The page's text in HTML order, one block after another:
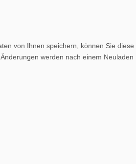
von Ihnen speichern, können Sie diese
werden nach einem Neuladen